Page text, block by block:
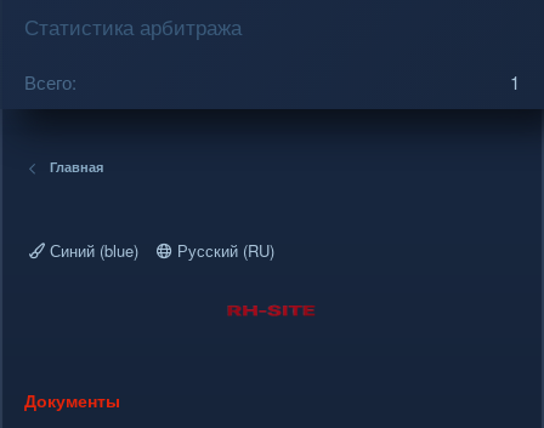
Статистика арбитража
Всего 1
Главная
Синий (blue) Русский (RU)
Документы